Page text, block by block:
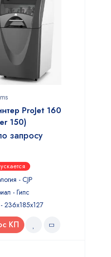
ProJet 160
150)
запросу
- CJP
- Гипс
236x185x127
КП